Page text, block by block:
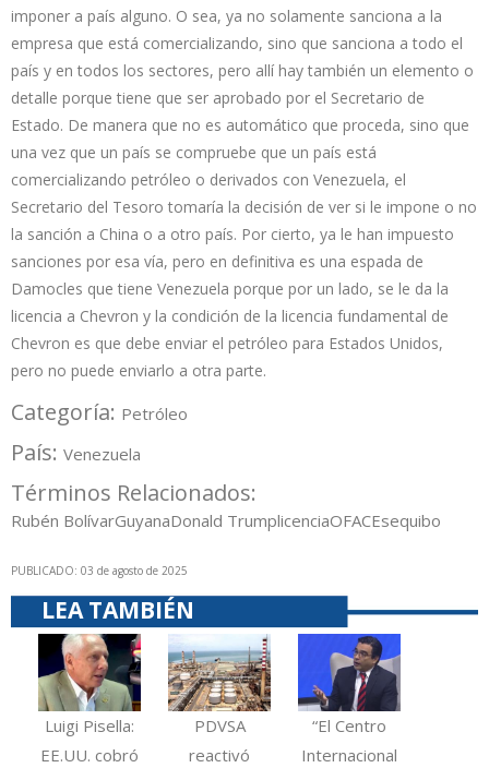
imponer a país alguno. O sea, ya no solamente sanciona a la
empresa que está comercializando, sino que sanciona a todo el
país y en todos los sectores, pero allí hay también un elemento o
detalle porque tiene que ser aprobado por el Secretario de
Estado. De manera que no es automático que proceda, sino que
una vez que un país se compruebe que un país está
comercializando petróleo o derivados con Venezuela, el
Secretario del Tesoro tomaría la decisión de ver si le impone o no
la sanción a China o a otro país. Por cierto, ya le han impuesto
sanciones por esa vía, pero en definitiva es una espada de
Damocles que tiene Venezuela porque por un lado, se le da la
licencia a Chevron y la condición de la licencia fundamental de
Chevron es que debe enviar el petróleo para Estados Unidos,
pero no puede enviarlo a otra parte.
Categoría: Petróleo
País: Venezuela
Términos Relacionados:
Rubén BolívarGuyanaDonald TrumplicenciaOFACEsequibo
PUBLICADO: 03 de agosto de 2025
LEA TAMBIÉN
Luigi Pisella:
EE.UU. cobró
PDVSA
reactivó
“El Centro
Internacional